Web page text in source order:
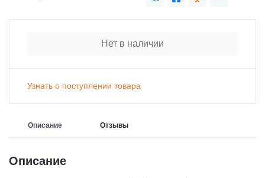
Нет в наличии
Узнать о поступлении товара
Описание Отзывы
Описание